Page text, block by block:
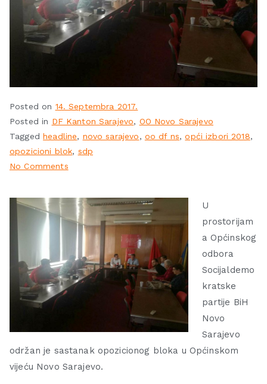
Posted on 14. Septembra 2017.
Posted in DF Kanton Sarajevo, OO Novo Sarajevo
Taggedheadline, novo sarajevo, oo df ns,opći izbori 2018,
opozicioni blok, sdp
No Comments
U
prostorijam
a Općinskog
odbora
Socijaldemo
kratske
partije BiH
Novo
Sarajevo
održan je sastanak opozicionog bloka u Općinskom
vijeću Novo Sarajevo.